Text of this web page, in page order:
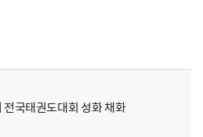
국태권도대회 성화 채화